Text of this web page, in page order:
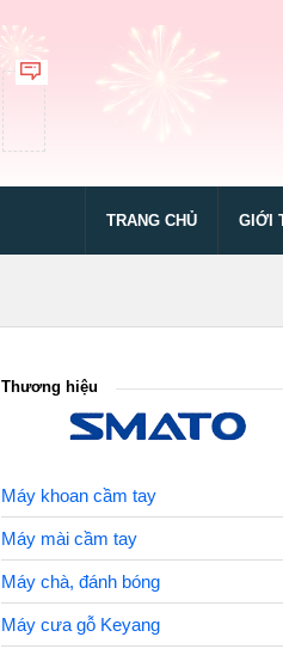
TRANG CHỦ GIỚI
Thương hiệu
Máy khoan cầm tay
Máy mài cầm tay
Máy chà, đánh bóng
Máy cưa gỗ Keyang